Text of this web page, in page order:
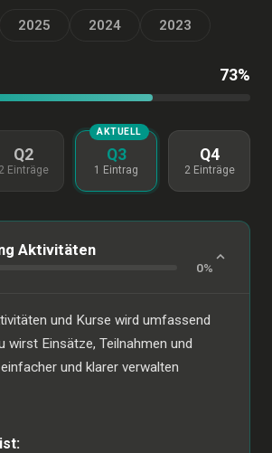
2025 2024 2023
73%
Q2
2 Einträge
Q3
1 Eintrag
AKTUELL
Q4
2 Einträge
Aktivitäten
0%
und Kurse wird umfassend
wirst Einsätze, Teilnahmen und
und klarer verwalten